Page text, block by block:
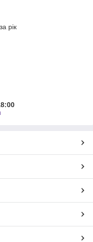
рік